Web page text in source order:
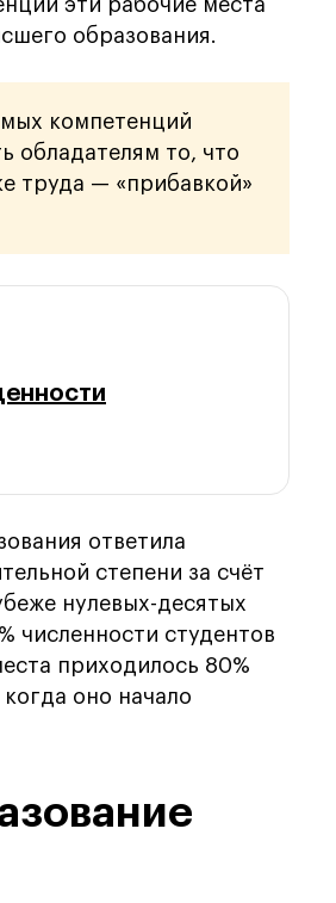
эти рабочие места
образования.
компетенций
обладателям то, что
труда — «прибавкой»
ответила
степени за счёт
нулевых-десятых
численности студентов
приходилось 80%
оно начало